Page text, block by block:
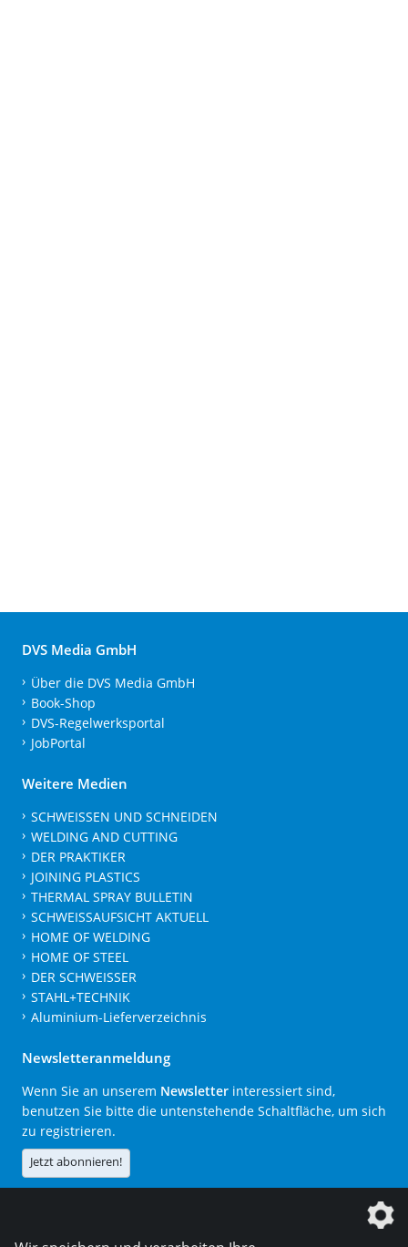
DVS Media GmbH
Über die DVS Media GmbH
Book-Shop
DVS-Regelwerksportal
JobPortal
Weitere Medien
SCHWEISSEN UND SCHNEIDEN
WELDING AND CUTTING
DER PRAKTIKER
JOINING PLASTICS
THERMAL SPRAY BULLETIN
SCHWEISSAUFSICHT AKTUELL
HOME OF WELDING
HOME OF STEEL
DER SCHWEISSER
STAHL+TECHNIK
Aluminium-Lieferverzeichnis
Newsletteranmeldung
Wenn Sie an unserem Newsletter interessiert sind,
benutzen Sie bitte die untenstehende Schaltfläche, um sich
zu registrieren.
Jetzt abonnieren!
Die DVS Media GmbH ist ein Unternehmen der